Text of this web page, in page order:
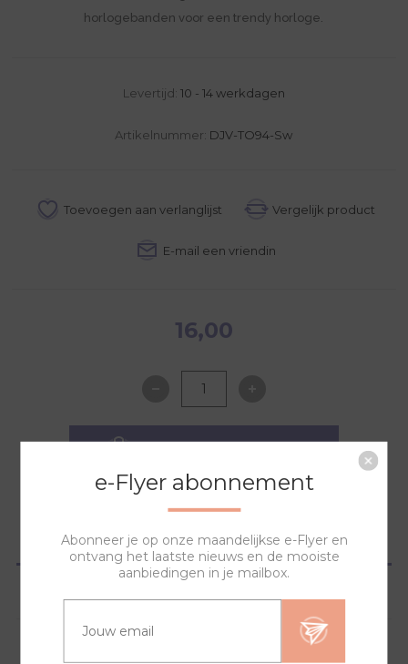
horlogebanden voor een trendy horloge.
Levertijd: 10 - 14 werkdagen
Artikelnummer: DJV-TO94-Sw
16,00
OVERZICHT
e-Flyer abonnement
Abonneer je op onze maandelijkse e-Flyer en
ontvang het laatste nieuws en de mooiste
aanbiedingen in je mailbox.